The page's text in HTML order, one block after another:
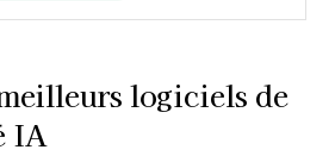
logiciels de
IA